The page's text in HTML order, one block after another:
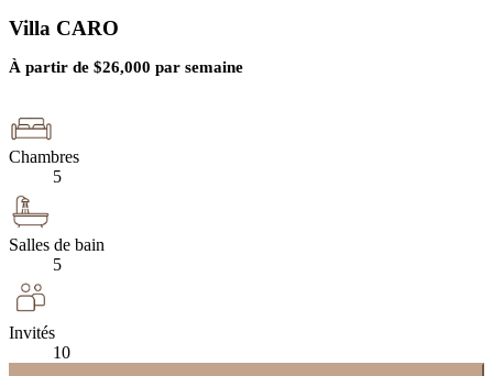
Villa CARO
À partir de $26,000 par semaine
Chambres
5
Salles de bain
5
Invités
10